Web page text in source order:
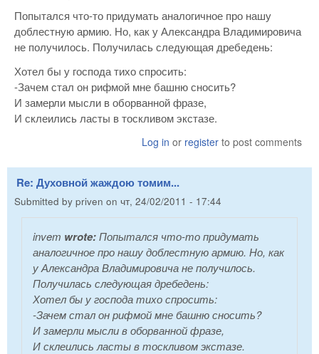
Попытался что-то придумать аналогичное про нашу
доблестную армию. Но, как у Александра Владимировича
не получилось. Получилась следующая дребедень:
Хотел бы у господа тихо спросить:
-Зачем стал он рифмой мне башню сносить?
И замерли мысли в оборванной фразе,
И склеились ласты в тоскливом экстазе.
Log in or register to post comments
Re: Духовной жаждою томим...
Submitted by priven on чт, 24/02/2011 - 17:44
invem wrote:Попытался что-то придумать
аналогичное про нашу доблестную армию. Но, как
у Александра Владимировича не получилось.
Получилась следующая дребедень:
Хотел бы у господа тихо спросить:
-Зачем стал он рифмой мне башню сносить?
И замерли мысли в оборванной фразе,
И склеились ласты в тоскливом экстазе.